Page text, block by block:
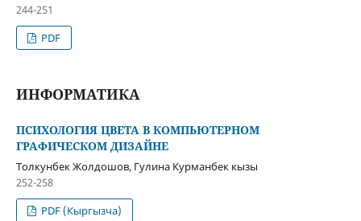
244-251
PDF
ИНФОРМАТИКА
ПСИХОЛОГИЯ ЦВЕТА В КОМПЬЮТЕРНОМ
ГРАФИЧЕСКОМ ДИЗАЙНЕ
Толкунбек Жолдошов, Гулина Курманбек кызы
252-258
PDF (Кыргызча)